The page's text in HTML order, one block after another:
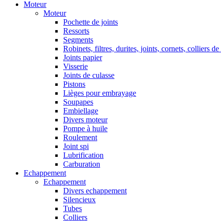
Moteur
Moteur
Pochette de joints
Ressorts
Segments
Robinets, filtres, durites, joints, cornets, colliers de
Joints papier
Visserie
Joints de culasse
Pistons
Lièges pour embrayage
Soupapes
Embiellage
Divers moteur
Pompe à huile
Roulement
Joint spi
Lubrification
Carburation
Echappement
Echappement
Divers echappement
Silencieux
Tubes
Colliers